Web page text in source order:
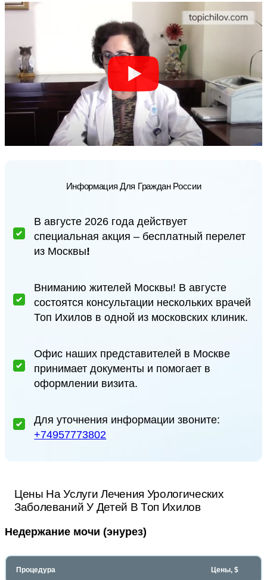
Информация Для Граждан России
В августе 2026 года действует
специальная акция – бесплатный перелет
из Москвы!
Вниманию жителей Москвы! В августе
состоятся консультации нескольких врачей
Топ Ихилов в одной из московских клиник.
Офис наших представителей в Москве
принимает документы и помогает в
оформлении визита.
Для уточнения информации звоните:
+74957773802
Цены На Услуги Лечения Урологических
Заболеваний У Детей В Топ Ихилов
Недержание мочи (энурез)
Процедура Цены, $